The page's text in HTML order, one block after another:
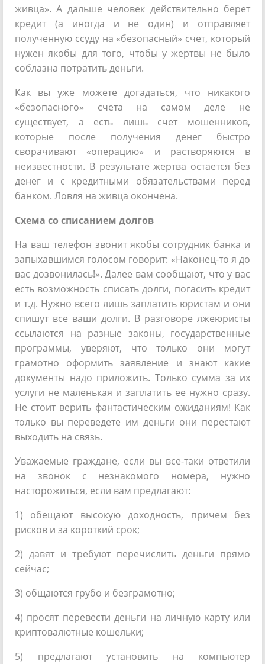
живца». А дальше человек действительно берет
кредит (а иногда и не один) и отправляет
полученную ссуду на «безопасный» счет, который
нужен якобы для того, чтобы у жертвы не было
соблазна потратить деньги.
Как вы уже можете догадаться, что никакого
«безопасного» счета на самом деле не
существует, а есть лишь счет мошенников,
которые после получения денег быстро
сворачивают «операцию» и растворяются в
неизвестности. В результате жертва остается без
денег и с кредитными обязательствами перед
банком. Ловля на живца окончена.
Схема со списанием долгов
На ваш телефон звонит якобы сотрудник банка и
запыхавшимся голосом говорит: «Наконец-то я до
вас дозвонилась!». Далее вам сообщают, что у вас
есть возможность списать долги, погасить кредит
и т.д. Нужно всего лишь заплатить юристам и они
спишут все ваши долги. В разговоре лжеюристы
ссылаются на разные законы, государственные
программы, уверяют, что только они могут
грамотно оформить заявление и знают какие
документы надо приложить. Только сумма за их
услуги не маленькая и заплатить ее нужно сразу.
Не стоит верить фантастическим ожиданиям! Как
только вы переведете им деньги они перестают
выходить на связь.
Уважаемые граждане, если вы все-таки ответили
на звонок с незнакомого номера, нужно
насторожиться, если вам предлагают:
1) обещают высокую доходность, причем без
рисков и за короткий срок;
2) давят и требуют перечислить деньги прямо
сейчас;
3) общаются грубо и безграмотно;
4) просят перевести деньги на личную карту или
криптовалютные кошельки;
5) предлагают установить на компьютер